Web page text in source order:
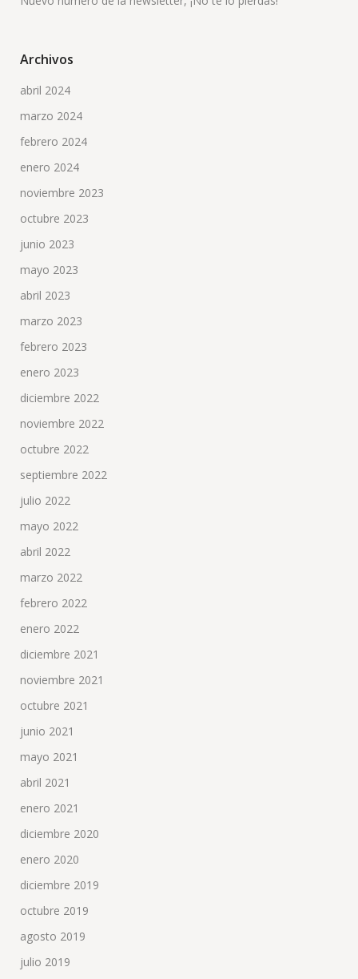
Archivos
abril 2024
marzo 2024
febrero 2024
enero 2024
noviembre 2023
octubre 2023
junio 2023
mayo 2023
abril 2023
marzo 2023
febrero 2023
enero 2023
diciembre 2022
noviembre 2022
octubre 2022
septiembre 2022
julio 2022
mayo 2022
abril 2022
marzo 2022
febrero 2022
enero 2022
diciembre 2021
noviembre 2021
octubre 2021
junio 2021
mayo 2021
abril 2021
enero 2021
diciembre 2020
enero 2020
diciembre 2019
octubre 2019
agosto 2019
julio 2019